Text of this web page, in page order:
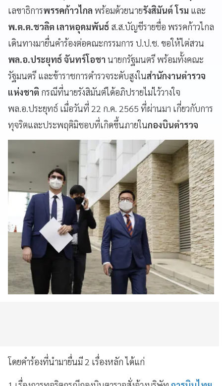
เลขาธิการพรรคก้าวไกล พร้อมด้วยนายรังสิมันต์ โรม และ
พ.ต.ต.ชวลิต เลาหอุดมพันธ์ ส.ส.บัญชีรายชื่อ พรรคก้าวไกล
เดินทางมายื่นคำร้องต่อคณะกรรมการ ป.ป.ช. ขอให้ไต่สวน
พล.อ.ประยุทธ์ จันทร์โอชา นายกรัฐมนตรี พร้อมทั้งคณะ
รัฐมนตรี และข้าราชการตำรวจระดับสูงในสำนักงานตำรวจ
แห่งชาติ กรณีที่นายรังสิมันต์ได้อภิปรายไม่ไว้วางใจ
พล.อ.ประยุทธ์ เมื่อวันที่ 22 ก.ค. 2565 ที่ผ่านมา เกี่ยวกับการ
ทุจริตและประพฤติมิชอบที่เกิดขึ้นภายในกองบินตำรวจ
โดยคำร้องที่นำมายื่นมี 2 เรื่องหลัก ได้แก่